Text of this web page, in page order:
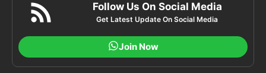
Follow Us On Social Media
Get Latest Update On Social Media
Join Now